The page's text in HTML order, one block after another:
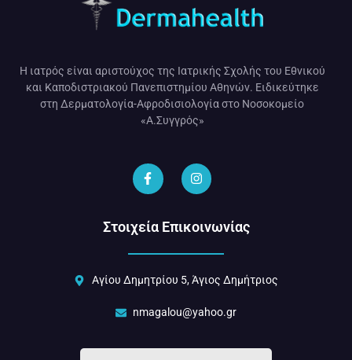
Η ιατρός είναι αριστούχος της Ιατρικής Σχολής του Εθνικού
και Καποδιστριακού Πανεπιστημίου Αθηνών. Ειδικεύτηκε
στη Δερματολογία-Αφροδισιολογία στο Νοσοκομείο
«Α.Συγγρός»
Στοιχεία Επικοινωνίας
Αγίου Δημητρίου 5, Άγιος Δημήτριος
nmagalou@yahoo.gr